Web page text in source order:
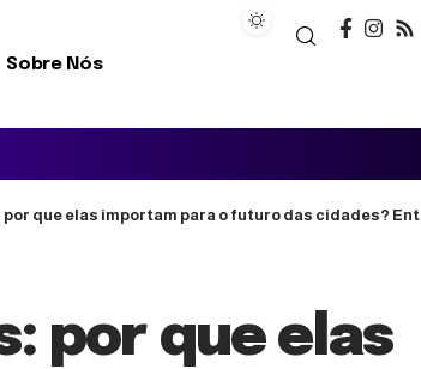
Sobre Nós
elas importam para o futuro das cidades? Entenda tudo sobre
por que elas